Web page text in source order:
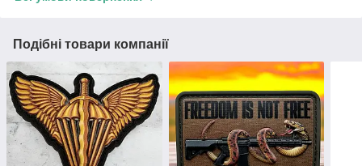
Подібні товари компанії